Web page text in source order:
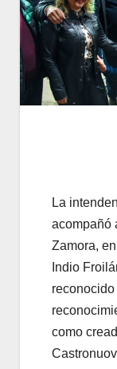
La
acompañó
Zamora,
Indio
como